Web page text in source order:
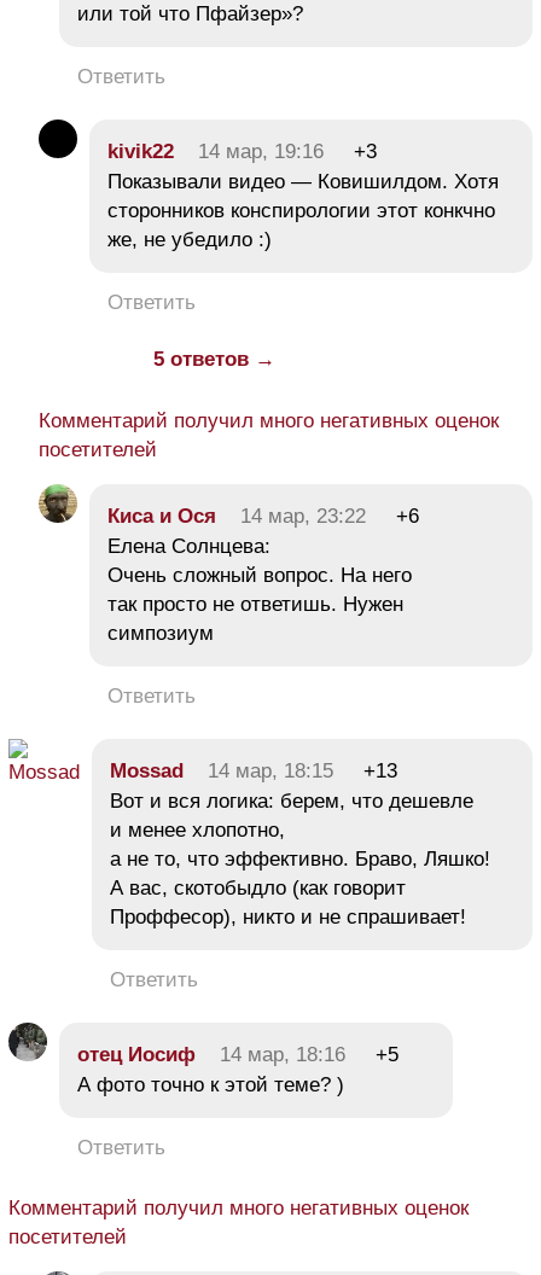
или той что Пфайзер»?
Ответить
kivik22 14 мар, 19:16
+3
Показывали видео — Ковишилдом. Хотя
сторонников конспирологии этот конкчно
же, не убедило :)
Ответить
5 ответов →
Комментарий получил много негативных оценок
посетителей
Киса и Ося 14 мар, 23:22
+6
Елена Солнцева:
Очень сложный вопрос. На него
так просто не ответишь. Нужен
симпозиум
Ответить
Mossad 14 мар, 18:15
+13
Вот и вся логика: берем, что дешевле
и менее хлопотно,
а не то, что эффективно. Браво, Ляшко!
А вас, скотобыдло (как говорит
Проффесор), никто и не спрашивает!
Ответить
отец Иосиф 14 мар, 18:16
+5
А фото точно к этой теме? )
Ответить
Комментарий получил много негативных оценок
посетителей